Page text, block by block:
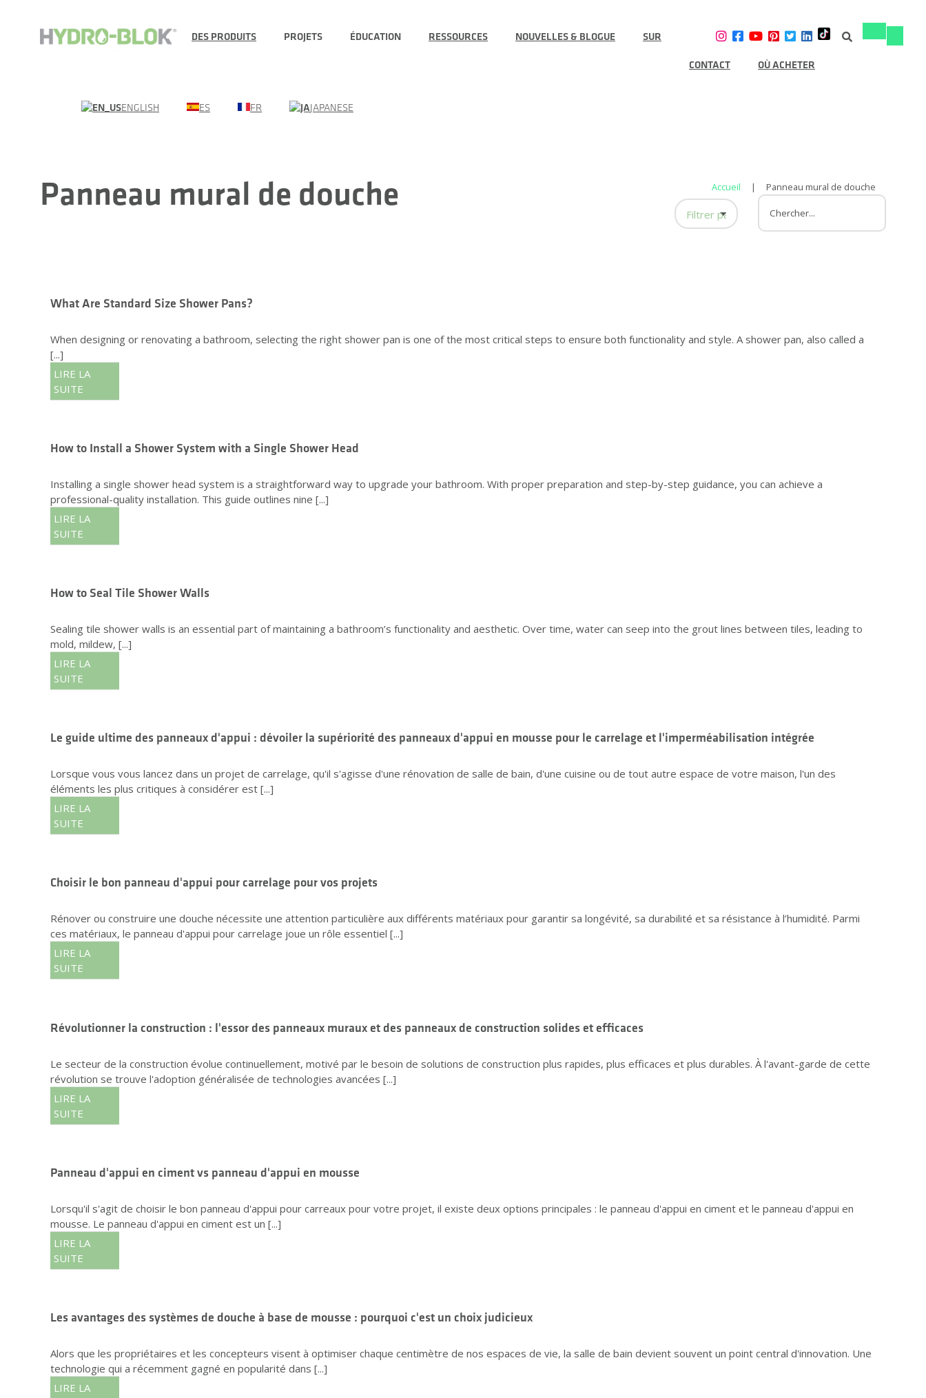
DES PRODUITS PROJETS ÉDUCATION RESSOURCES NOUVELLES & BLOGUE SUR
CONTACT OÙ ACHETER
ENGLISH ES FR JAPANESE
Panneau mural de douche Accueil | Panneau mural de douche
Filtrer par catégorie
Panneau mural de douche
What Are Standard Size Shower Pans?
When designing or renovating a bathroom, selecting the right shower pan is one of the most critical steps to ensure both functionality and style. A shower pan, also called a
[...]
LIRE LA
SUITE
How to Install a Shower System with a Single Shower Head
Installing a single shower head system is a straightforward way to upgrade your bathroom. With proper preparation and step-by-step guidance, you can achieve a
professional-quality installation. This guide outlines nine [...]
LIRE LA
SUITE
How to Seal Tile Shower Walls
Sealing tile shower walls is an essential part of maintaining a bathroom’s functionality and aesthetic. Over time, water can seep into the grout lines between tiles, leading to
mold, mildew, [...]
LIRE LA
SUITE
Le guide ultime des panneaux d'appui : dévoiler la supériorité des panneaux d'appui en mousse pour le carrelage et l'imperméabilisation intégrée
Lorsque vous vous lancez dans un projet de carrelage, qu'il s'agisse d'une rénovation de salle de bain, d'une cuisine ou de tout autre espace de votre maison, l'un des
éléments les plus critiques à considérer est [...]
LIRE LA
SUITE
Choisir le bon panneau d'appui pour carrelage pour vos projets
Rénover ou construire une douche nécessite une attention particulière aux différents matériaux pour garantir sa longévité, sa durabilité et sa résistance à l’humidité. Parmi
ces matériaux, le panneau d'appui pour carrelage joue un rôle essentiel [...]
LIRE LA
SUITE
Révolutionner la construction : l'essor des panneaux muraux et des panneaux de construction solides et efficaces
Le secteur de la construction évolue continuellement, motivé par le besoin de solutions de construction plus rapides, plus efficaces et plus durables. À l'avant-garde de cette
révolution se trouve l'adoption généralisée de technologies avancées [...]
LIRE LA
SUITE
Panneau d'appui en ciment vs panneau d'appui en mousse
Lorsqu'il s'agit de choisir le bon panneau d'appui pour carreaux pour votre projet, il existe deux options principales : le panneau d'appui en ciment et le panneau d'appui en
mousse. Le panneau d'appui en ciment est un [...]
LIRE LA
SUITE
Les avantages des systèmes de douche à base de mousse : pourquoi c'est un choix judicieux
Alors que les propriétaires et les concepteurs visent à optimiser chaque centimètre de nos espaces de vie, la salle de bain devient souvent un point central d'innovation. Une
technologie qui a récemment gagné en popularité dans [...]
LIRE LA